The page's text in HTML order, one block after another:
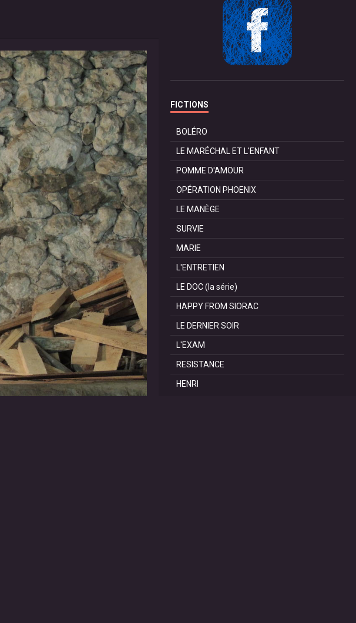
FICTIONS
BOLÉRO
LE MARÉCHAL ET L'ENFANT
POMME D'AMOUR
OPÉRATION PHOENIX
LE MANÈGE
SURVIE
MARIE
L'ENTRETIEN
LE DOC (la série)
HAPPY FROM SIORAC
LE DERNIER SOIR
L'EXAM
RESISTANCE
HENRI